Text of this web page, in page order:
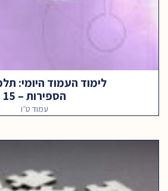
לימוד העמוד היומי:
הספירות – 15
עמוד ט״ו